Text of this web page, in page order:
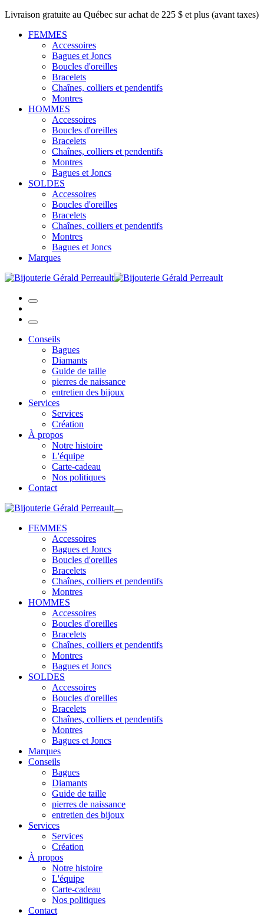
Livraison gratuite au Québec sur achat de 225 $ et plus (avant taxes)
FEMMES
Accessoires
Bagues et Joncs
Boucles d'oreilles
Bracelets
Chaînes, colliers et pendentifs
Montres
HOMMES
Accessoires
Boucles d'oreilles
Bracelets
Chaînes, colliers et pendentifs
Montres
Bagues et Joncs
SOLDES
Accessoires
Boucles d'oreilles
Bracelets
Chaînes, colliers et pendentifs
Montres
Bagues et Joncs
Marques
Conseils
Bagues
Diamants
Guide de taille
pierres de naissance
entretien des bijoux
Services
Services
Création
À propos
Notre histoire
L'équipe
Carte-cadeau
Nos politiques
Contact
FEMMES
Accessoires
Bagues et Joncs
Boucles d'oreilles
Bracelets
Chaînes, colliers et pendentifs
Montres
HOMMES
Accessoires
Boucles d'oreilles
Bracelets
Chaînes, colliers et pendentifs
Montres
Bagues et Joncs
SOLDES
Accessoires
Boucles d'oreilles
Bracelets
Chaînes, colliers et pendentifs
Montres
Bagues et Joncs
Marques
Conseils
Bagues
Diamants
Guide de taille
pierres de naissance
entretien des bijoux
Services
Services
Création
À propos
Notre histoire
L'équipe
Carte-cadeau
Nos politiques
Contact